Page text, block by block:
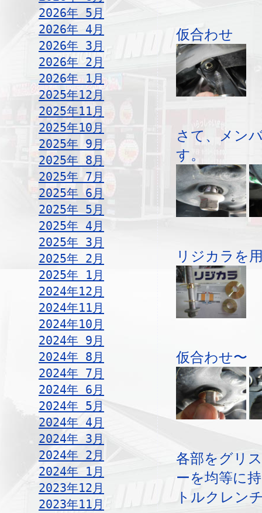
2026年 5月
2026年 4月
2026年 3月
2026年 2月
2026年 1月
2025年12月
2025年11月
2025年10月
2025年 9月
2025年 8月
2025年 7月
2025年 6月
2025年 5月
2025年 4月
2025年 3月
2025年 2月
2025年 1月
2024年12月
2024年11月
2024年10月
2024年 9月
2024年 8月
2024年 7月
2024年 6月
2024年 5月
2024年 4月
2024年 3月
2024年 2月
2024年 1月
2023年12月
2023年11月
仮合わせ
さて、メン
す。
リジカラを
仮合わせ〜
各部をグリ
ーを均等に
トルクレン